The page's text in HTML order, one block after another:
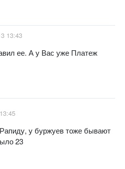
13:43
ее. А у Вас уже Платеж
у буржуев тоже бывают
23